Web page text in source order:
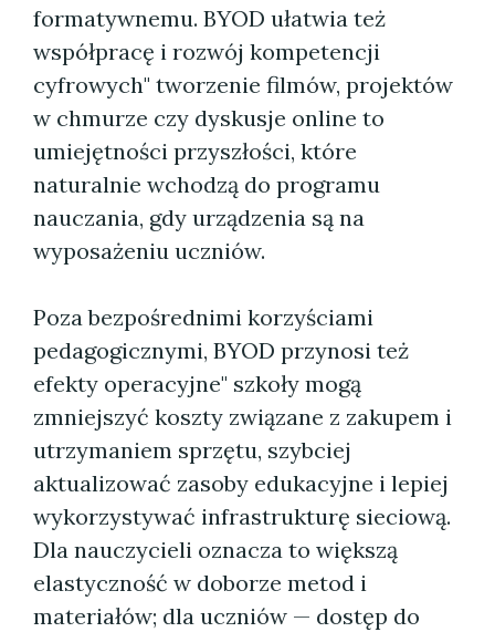
formatywnemu. BYOD ułatwia też
współpracę i rozwój kompetencji
cyfrowych" tworzenie filmów, projektów
w chmurze czy dyskusje online to
umiejętności przyszłości, które
naturalnie wchodzą do programu
nauczania, gdy urządzenia są na
wyposażeniu uczniów.
Poza bezpośrednimi korzyściami
pedagogicznymi, BYOD przynosi też
efekty operacyjne" szkoły mogą
zmniejszyć koszty związane z zakupem i
utrzymaniem sprzętu, szybciej
aktualizować zasoby edukacyjne i lepiej
wykorzystywać infrastrukturę sieciową.
Dla nauczycieli oznacza to większą
elastyczność w doborze metod i
materiałów; dla uczniów — dostęp do